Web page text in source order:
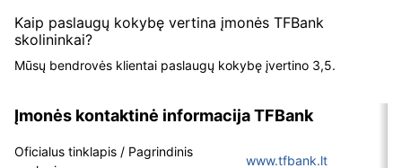
Kaip paslaugų kokybę vertina įmonės TFBank
skolininkai?
Mūsų bendrovės klientai paslaugų kokybę įvertino 3,5.
Įmonės kontaktinė informacija TFBank
Oficialus tinklapis / Pagrindinis
www.tfbank.lt